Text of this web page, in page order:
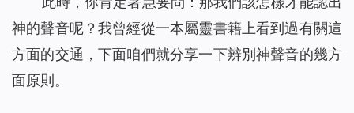
神的聲音呢？我曾經從一本屬靈書籍上看到過有關這
方面的交通，下面咱們就分享一下辨別神聲音的幾方
面原則。